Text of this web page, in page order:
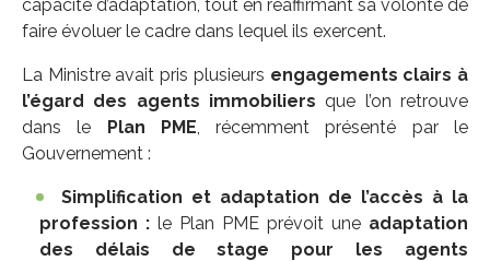
capacité d’adaptation, tout en réaffirmant sa volonté de
faire évoluer le cadre dans lequel ils exercent.
La Ministre avait pris plusieurs engagements clairs à
l’égard des agents immobiliers que l’on retrouve
dans le Plan PME, récemment présenté par le
Gouvernement :
Simplification et adaptation de l’accès à la
profession : le Plan PME prévoit une adaptation
des délais de stage pour les agents